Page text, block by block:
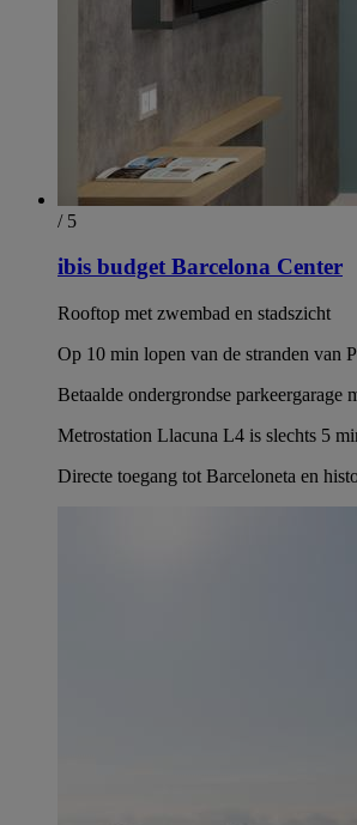
/ 5
ibis budget Barcelona Center
Rooftop met zwembad en stadszicht
Op 10 min lopen van de stranden van
Betaalde ondergrondse parkeergarage
Metrostation Llacuna L4 is slechts 5
Directe toegang tot Barceloneta en